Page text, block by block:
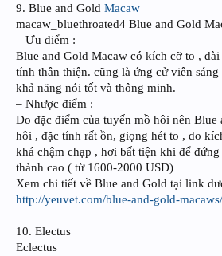
9. Blue and Gold Macaw
macaw_bluethroated4 Blue and Gold
– Ưu điểm :
Blue and Gold Macaw có kích cỡ to , dài
tính thân thiện. cũng là ứng cử viên
khả năng nói tốt và thông minh.
– Nhược điểm :
Do đặc điểm của tuyến mồ hôi nên Blue
hôi , đặc tính rất ồn, giọng hét to , do
khá chậm chạp , hơi bất tiện khi để
thành cao ( từ 1600-2000 USD)
Xem chi tiết về Blue and Gold tại link
http://yeuvet.com/blue-and-gold-macaws/
10. Electus
Eclectus